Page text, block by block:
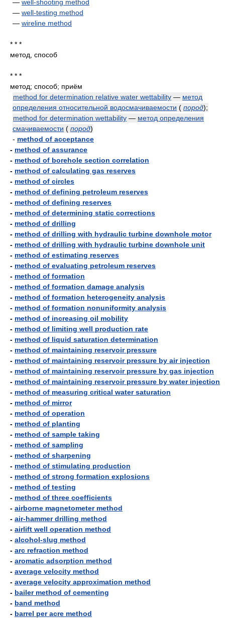
— well-shooting method
— well-testing method
— wireline method
* * *
метод, способ
* * *
метод; способ; приём
method for determination relative water wettability — метод
определения относительной водосмачиваемости ( пород);
method for determination wettability — метод определения
смачиваемости ( пород)
- method of acceptance
- method of assurance
- method of borehole section correlation
- method of calculating gas reserves
- method of circles
- method of defining petroleum reserves
- method of defining reserves
- method of determining static corrections
- method of drilling
- method of drilling with hydraulic turbine downhole motor
- method of drilling with hydraulic turbine downhole unit
- method of estimating reserves
- method of evaluating petroleum reserves
- method of formation
- method of formation damage analysis
- method of formation heterogeneity analysis
- method of formation nonuniformity analysis
- method of increasing oil mobility
- method of limiting well production rate
- method of liquid saturation determination
- method of maintaining reservoir pressure
- method of maintaining reservoir pressure by air injection
- method of maintaining reservoir pressure by gas injection
- method of maintaining reservoir pressure by water injection
- method of measuring critical water saturation
- method of mirror
- method of operation
- method of planting
- method of sample taking
- method of sampling
- method of sharpening
- method of stimulating production
- method of strong formation explosions
- method of testing
- method of three coefficients
- airborne magnetometer method
- air-hammer drilling method
- airlift well operation method
- alcohol-slug method
- arc refraction method
- aromatic adsorption method
- average velocity method
- average velocity approximation method
- bailer method of cementing
- band method
- barrel per acre method